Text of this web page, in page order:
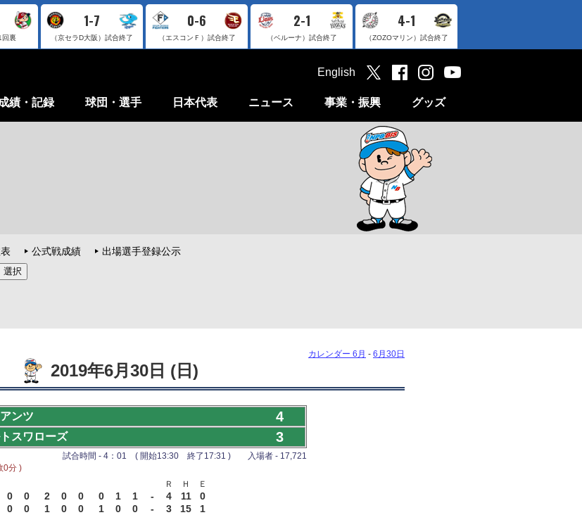
回裏
1-7
（京セラD大阪） 試合終了
0-6
（エスコンＦ） 試合終了
2-1
（ベルーナ） 試合終了
4-1
（ZOZOマリン） 試合終了
績・記録 球団・選手 日本代表 ニュース 事業・振興 グッズ
English
公式戦成績
出場選手登録公示
カレンダー 6月 - 6月30日
2019年6月30日 (日)
ンツ 4
スワローズ 3
試合時間 - 4：01 ( 開始13:30 終了17:31 ) 入場者 - 17,721
0分 )
Ｒ
Ｈ Ｅ
0 0 2 0 0 0 1 1 - 4 11
0
0 0 1 0 0 1 0 0 - 3 15 1